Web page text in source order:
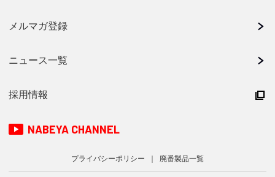
メルマガ登録
ニュース一覧
採用情報
NABEYA CHANNEL
プライバシーポリシー 廃番製品一覧